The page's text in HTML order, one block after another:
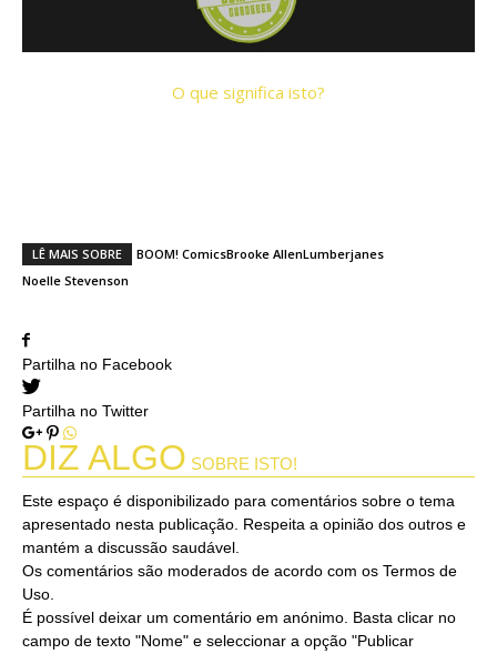
O que significa isto?
LÊ MAIS SOBRE BOOM! ComicsBrooke AllenLumberjanes
Noelle Stevenson
Partilha no Facebook
Partilha no Twitter
DIZ ALGO SOBRE ISTO!
Este espaço é disponibilizado para comentários sobre o tema
apresentado nesta publicação. Respeita a opinião dos outros e
mantém a discussão saudável.
Os comentários são moderados de acordo com os Termos de
Uso.
É possível deixar um comentário em anónimo. Basta clicar no
campo de texto "Nome" e seleccionar a opção "Publicar